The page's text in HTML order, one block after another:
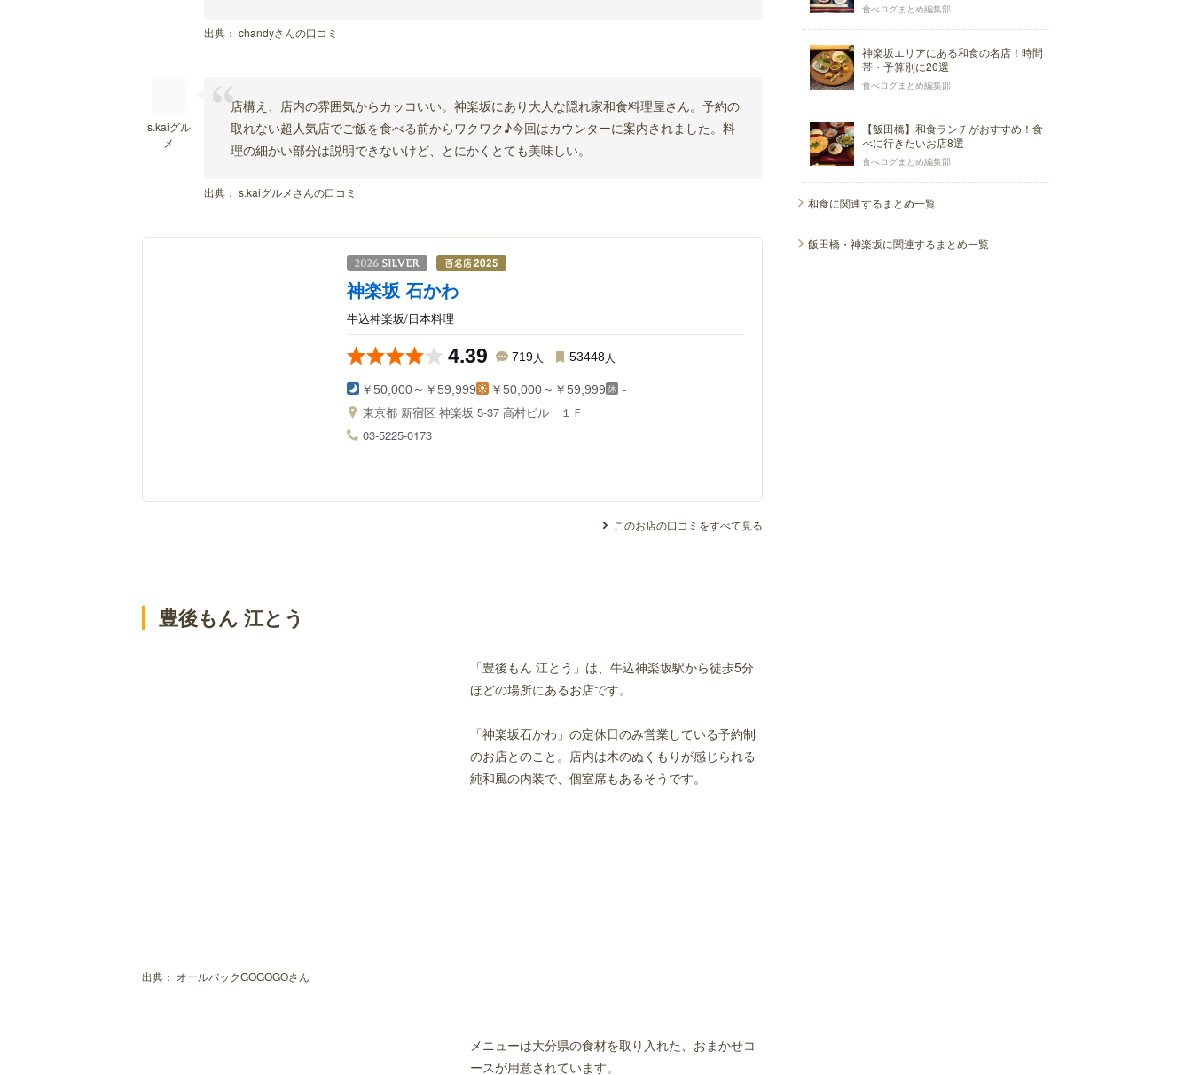
出典： chandyさんの口コミ
s.kaiグル
メ
店構え、店内の雰囲気からカッコいい。神楽坂にあり大人な隠れ家和食料理屋さん。予約の
取れない超人気店でご飯を食べる前からワクワク♪今回はカウンターに案内されました。料
理の細かい部分は説明できないけど、とにかくとても美味しい。
出典： s.kaiグルメさんの口コミ
神楽坂 石かわ
牛込神楽坂/日本料理
4.39 719人 53448人
￥50,000～￥59,999 ￥50,000～￥59,999
-
東京都 新宿区 神楽坂 5-37 高村ビル １Ｆ
03-5225-0173
このお店の口コミをすべて見る
豊後もん 江とう
出典： オールバックGOGOGOさん
「豊後もん 江とう」は、牛込神楽坂駅から徒歩5分
ほどの場所にあるお店です。
「神楽坂石かわ」の定休日のみ営業している予約制
のお店とのこと。店内は木のぬくもりが感じられる
純和風の内装で、個室席もあるそうです。
メニューは大分県の食材を取り入れた、おまかせコ
ースが用意されています。
食べログまとめ編集部
神楽坂エリアにある和食の名店！時間
帯・予算別に20選
食べログまとめ編集部
【飯田橋】和食ランチがおすすめ！食
べに行きたいお店8選
食べログまとめ編集部
和食に関連するまとめ一覧
飯田橋・神楽坂に関連するまとめ一覧